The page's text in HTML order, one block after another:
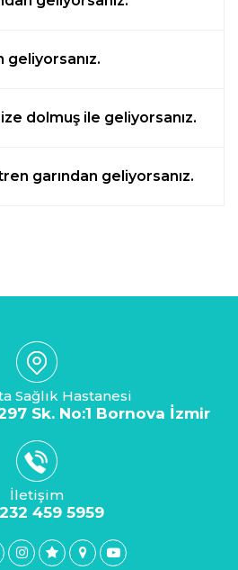
geliyorsanız.
dolmuş ile geliyorsanız.
garından geliyorsanız.
Sağlık Hastanesi
Sk. No:1 Bornova İzmir
İletişim
459 5959